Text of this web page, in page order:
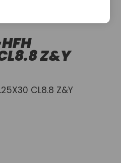
Z&Y
CL8.8 Z&Y